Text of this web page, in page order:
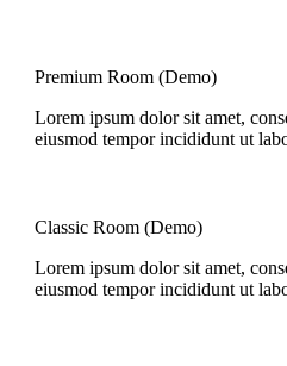
Premium Room (Demo)
Lorem ipsum dolor sit amet,
eiusmod tempor incididunt ut
Classic Room (Demo)
Lorem ipsum dolor sit amet,
eiusmod tempor incididunt ut